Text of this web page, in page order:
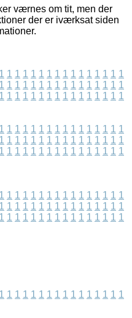
værnes om tit, men der
der er iværksat siden
1 1 1 1 1 1 1 1 1 1 1 1 1 1 1 1
1 1 1 1 1 1 1 1 1 1 1 1 1 1 1 1
1 1 1 1 1 1 1 1 1 1 1 1 1 1 1 1
1 1 1 1 1 1 1 1 1 1 1 1 1 1 1 1
1 1 1 1 1 1 1 1 1 1 1 1 1 1 1 1
1 1 1 1 1 1 1 1 1 1 1 1 1 1 1 1
1 1 1 1 1 1 1 1 1 1 1 1 1 1 1 1
1 1 1 1 1 1 1 1 1 1 1 1 1 1 1 1
1 1 1 1 1 1 1 1 1 1 1 1 1 1 1 1
1 1 1 1 1 1 1 1 1 1 1 1 1 1 1 1